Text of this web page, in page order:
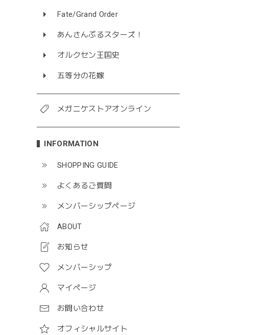
Fate/Grand Order
あんさんぶるスターズ！
オルクセン王国史
五等分の花嫁
メガニケストアオンライン
INFORMATION
SHOPPING GUIDE
よくあるご質問
メンバーシップページ
ABOUT
お知らせ
メンバーシップ
マイページ
お問い合わせ
オフィシャルサイト